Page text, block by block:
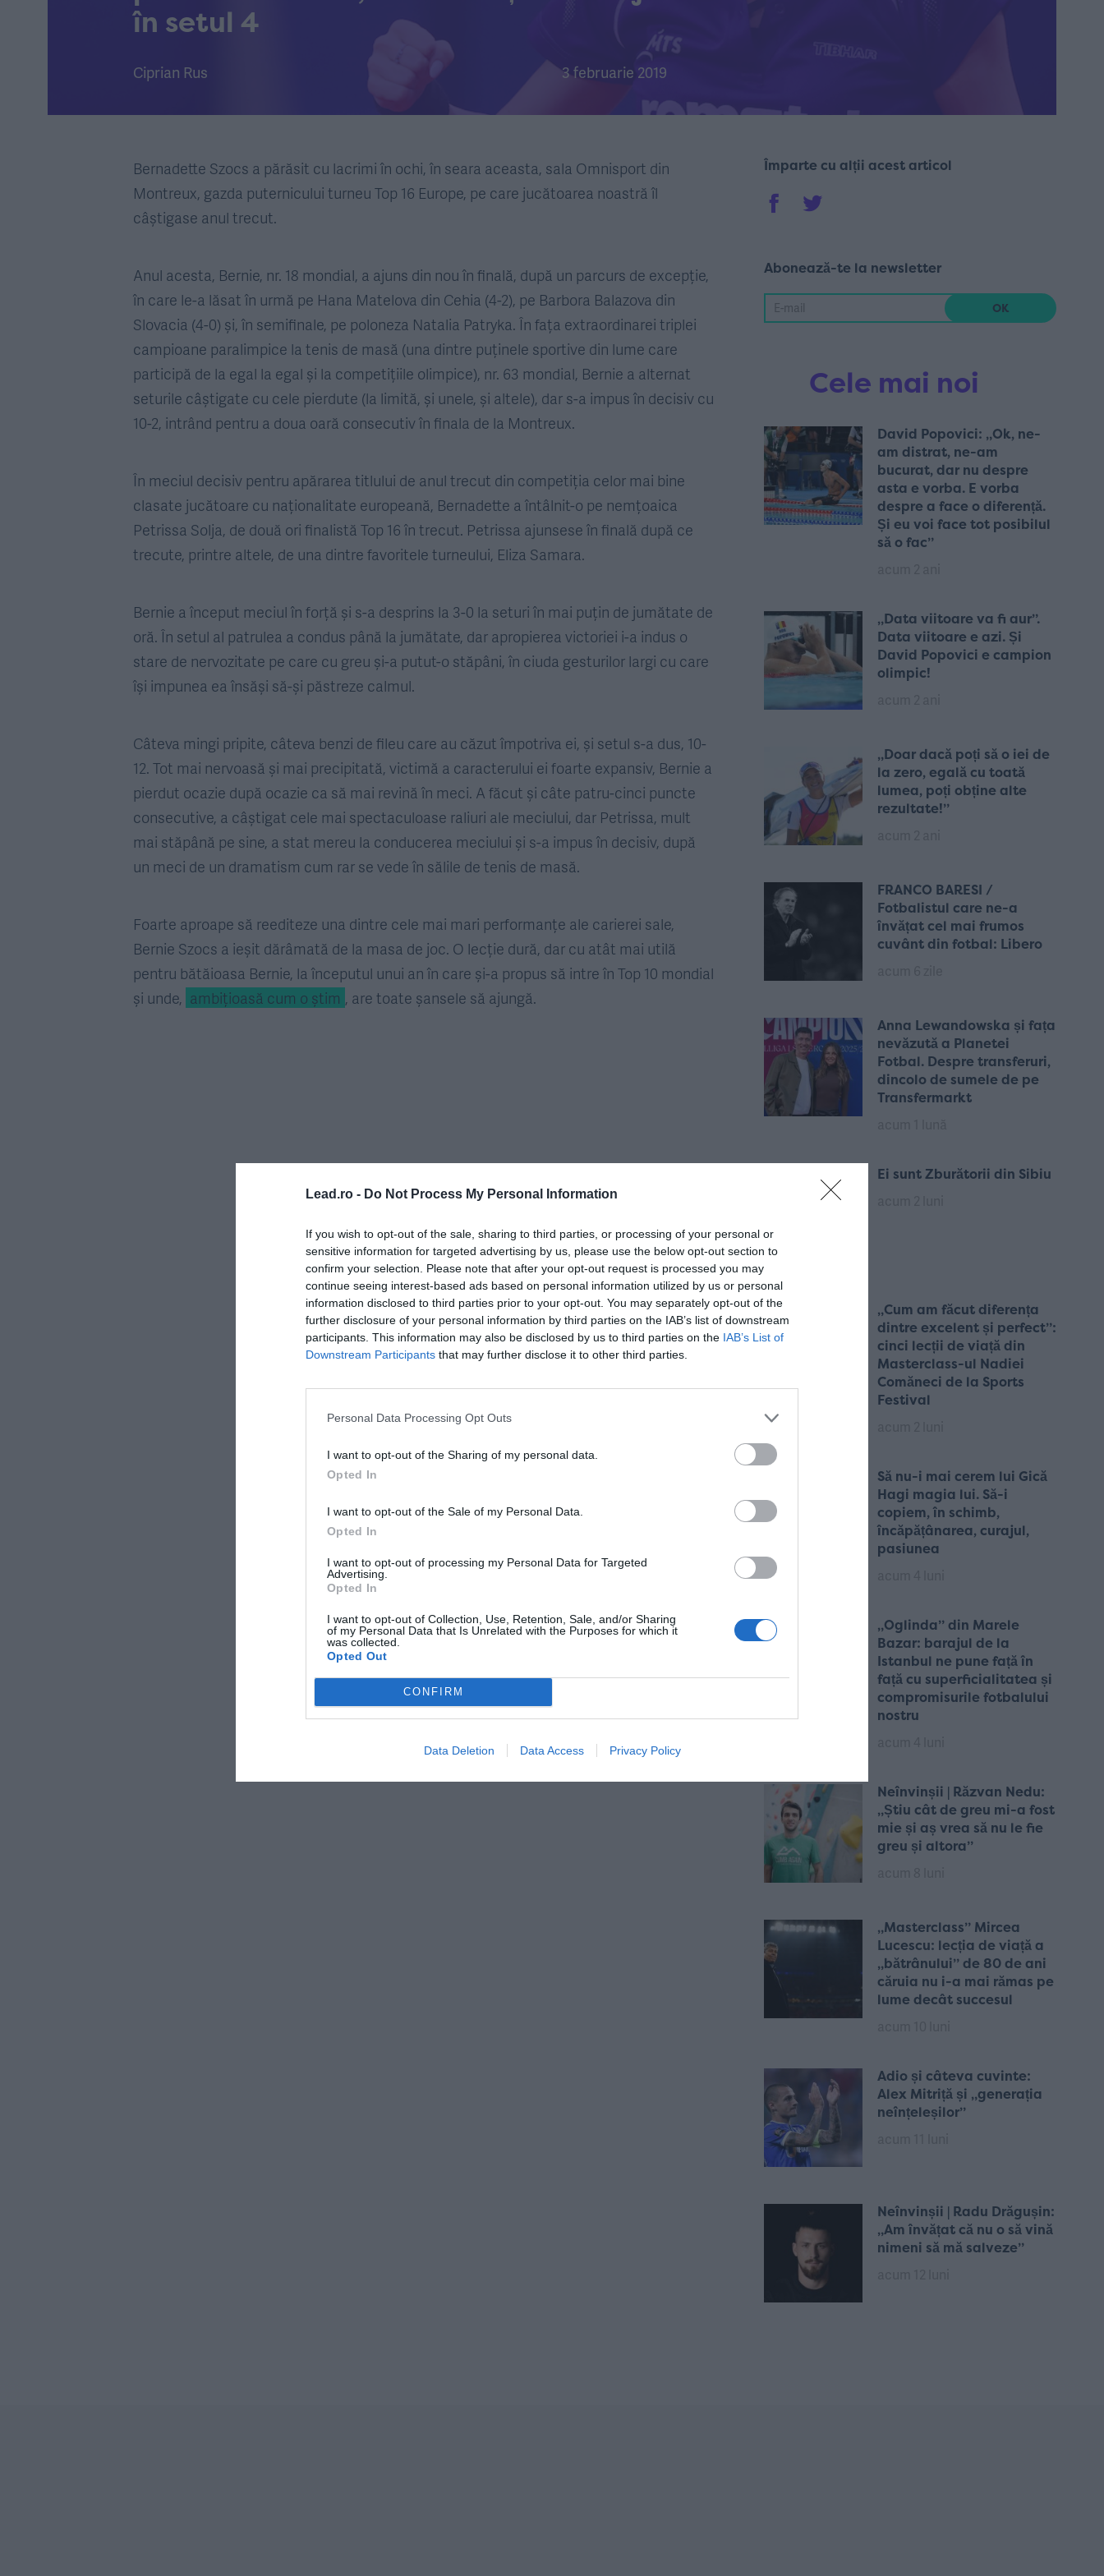
Lead.ro - Do Not Process My Personal Information
If you wish to opt-out of the sale, sharing to third parties, or processing of your personal or
sensitive information for targeted advertising by us, please use the below opt-out section to
confirm your selection. Please note that after your opt-out request is processed you may
continue seeing interest-based ads based on personal information utilized by us or personal
information disclosed to third parties prior to your opt-out. You may separately opt-out of the
further disclosure of your personal information by third parties on the IAB’s list of downstream
participants. This information may also be disclosed by us to third parties on the IAB’s List of
Downstream Participants that may further disclose it to other third parties.
Personal Data Processing Opt Outs
I want to opt-out of the Sharing of my personal data.
Opted In
I want to opt-out of the Sale of my Personal Data.
Opted In
I want to opt-out of processing my Personal Data for Targeted
Advertising.
Opted In
I want to opt-out of Collection, Use, Retention, Sale, and/or Sharing
of my Personal Data that Is Unrelated with the Purposes for which it
was collected.
Opted Out
CONFIRM
Data Deletion Data Access Privacy Policy
în setul 4
Ciprian Rus 3 februarie 2019
Bernadette Szocs a părăsit cu lacrimi în ochi, în seara aceasta, sala Omnisport din
Montreux, gazda puternicului turneu Top 16 Europe, pe care jucătoarea noastră îl
câștigase anul trecut.
Anul acesta, Bernie, nr. 18 mondial, a ajuns din nou în finală, după un parcurs de excepție,
în care le-a lăsat în urmă pe Hana Matelova din Cehia (4-2), pe Barbora Balazova din
Slovacia (4-0) și, în semifinale, pe poloneza Natalia Patryka. În fața extraordinarei triplei
campioane paralimpice la tenis de masă (una dintre puținele sportive din lume care
participă de la egal la egal și la competițiile olimpice), nr. 63 mondial, Bernie a alternat
seturile câștigate cu cele pierdute (la limită, și unele, și altele), dar s-a impus în decisiv cu
10-2, intrând pentru a doua oară consecutiv în finala de la Montreux.
În meciul decisiv pentru apărarea titlului de anul trecut din competiția celor mai bine
clasate jucătoare cu naționalitate europeană, Bernadette a întâlnit-o pe nemțoaica
Petrissa Solja, de două ori finalistă Top 16 în trecut. Petrissa ajunsese în finală după ce
trecute, printre altele, de una dintre favoritele turneului, Eliza Samara.
Bernie a început meciul în forță și s-a desprins la 3-0 la seturi în mai puțin de jumătate de
oră. În setul al patrulea a condus până la jumătate, dar apropierea victoriei i-a indus o
stare de nervozitate pe care cu greu și-a putut-o stăpâni, în ciuda gesturilor largi cu care
își impunea ea însăși să-și păstreze calmul.
Câteva mingi pripite, câteva benzi de fileu care au căzut împotriva ei, și setul s-a dus, 10-
12. Tot mai nervoasă și mai precipitată, victimă a caracterului ei foarte expansiv, Bernie a
pierdut ocazie după ocazie ca să mai revină în meci. A făcut și câte patru-cinci puncte
consecutive, a câștigat cele mai spectaculoase raliuri ale meciului, dar Petrissa, mult
mai stăpână pe sine, a stat mereu la conducerea meciului și s-a impus în decisiv, după
un meci de un dramatism cum rar se vede în sălile de tenis de masă.
Foarte aproape să reediteze una dintre cele mai mari performanțe ale carierei sale,
Bernie Szocs a ieșit dărâmată de la masa de joc. O lecție dură, dar cu atât mai utilă
pentru bătăioasa Bernie, la începutul unui an în care și-a propus să intre în Top 10 mondial
și unde, ambițioasă cum o știm , are toate șansele să ajungă.
Împarte cu alții acest articol
Abonează-te la newsletter
Cele mai noi
David Popovici: „Ok, ne-
am distrat, ne-am
bucurat, dar nu despre
asta e vorba. E vorba
despre a face o diferență.
Și eu voi face tot posibilul
să o fac”
„Data viitoare va fi aur”.
Data viitoare e azi. Și
David Popovici e campion
olimpic!
„Doar dacă poți să o iei de
la zero, egală cu toată
lumea, poți obține alte
rezultate!”
FRANCO BARESI /
Fotbalistul care ne-a
învățat cel mai frumos
cuvânt din fotbal: Libero
Anna Lewandowska și fața
nevăzută a Planetei
Fotbal. Despre transferuri,
dincolo de sumele de pe
Transfermarkt
Ei sunt Zburătorii din Sibiu
„Cum am făcut diferența
dintre excelent și perfect”:
cinci lecții de viață din
Masterclass-ul Nadiei
Comăneci de la Sports
Festival
Să nu-i mai cerem lui Gică
Hagi magia lui. Să-i
copiem, în schimb,
încăpățânarea, curajul,
pasiunea
„Oglinda” din Marele
Bazar: barajul de la
Istanbul ne pune față în
față cu superficialitatea și
compromisurile fotbalului
nostru
Neînvinșii | Răzvan Nedu:
„Știu cât de greu mi-a fost
mie și aș vrea să nu le fie
greu și altora”
„Masterclass” Mircea
Lucescu: lecția de viață a
„bătrânului” de 80 de ani
căruia nu i-a mai rămas pe
lume decât succesul
Adio și câteva cuvinte:
Alex Mitriță și „generația
neînțeleșilor”
Neînvinșii | Radu Drăgușin:
„Am învățat că nu o să vină
nimeni să mă salveze”